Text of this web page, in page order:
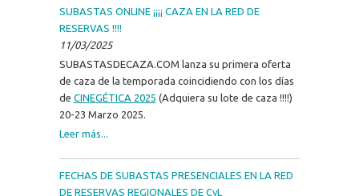
SUBASTAS ONLINE ¡¡¡¡ CAZA EN LA RED DE
RESERVAS !!!!
11/03/2025
SUBASTASDECAZA.COM lanza su primera oferta
de caza de la temporada coincidiendo con los días
de CINEGÉTICA 2025 (Adquiera su lote de caza !!!!)
20-23 Marzo 2025.
Leer más...
FECHAS DE SUBASTAS PRESENCIALES EN LA RED
DE RESERVAS REGIONALES DE CyL